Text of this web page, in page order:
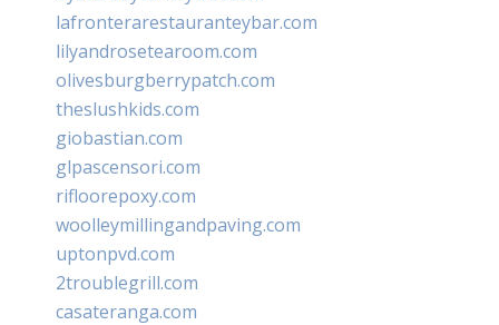
lafronterarestauranteybar.com
lilyandrosetearoom.com
olivesburgberrypatch.com
theslushkids.com
giobastian.com
glpascensori.com
rifloorepoxy.com
woolleymillingandpaving.com
uptonpvd.com
2troublegrill.com
casateranga.com